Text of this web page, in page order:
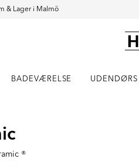
& Lager i Malmö
BADEVÆRELSE UDENDØRS
®